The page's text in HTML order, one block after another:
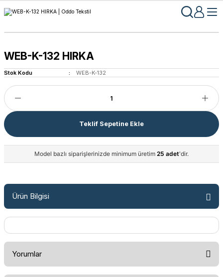
WEB-K-132 HIRKA
Stok Kodu WEB-K-132
Teklif Sepetine Ekle
Model bazlı siparişlerinizde minimum üretim 25 adet'dir.
Ürün Bilgisi
Yorumlar